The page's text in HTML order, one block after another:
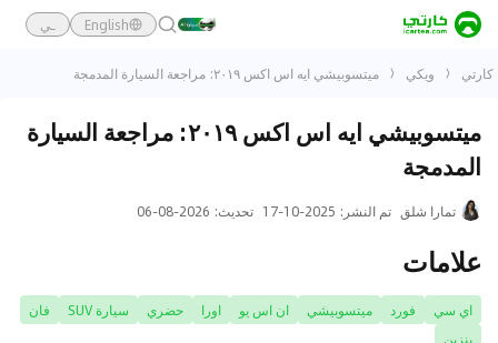
English ـي
كارتي ويكي ميتسوبيشي ايه اس اكس ٢٠١٩: مراجعة السيارة المدمجة
ميتسوبيشي ايه اس اكس ٢٠١٩: مراجعة السيارة
المدمجة
تمارا شلق تم النشر :
2025-10-17 تحديث:
2026-08-06
علامات
اي سي فورد ميتسوبيشي ان اس يو اورا حضري سيارة SUV
فان
بنزين